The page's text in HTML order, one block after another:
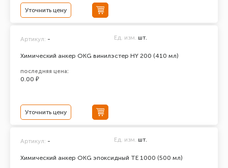
Уточнить цену
Химический анкер ОКG винилэстер HY 200 (410 мл)
Артикул: - Ед. изм. шт.
последняя цена:
0.00 ₽
Уточнить цену
Химический анкер ОКG эпоксидный ТЕ 1000 (500 мл)
Артикул: - Ед. изм. шт.